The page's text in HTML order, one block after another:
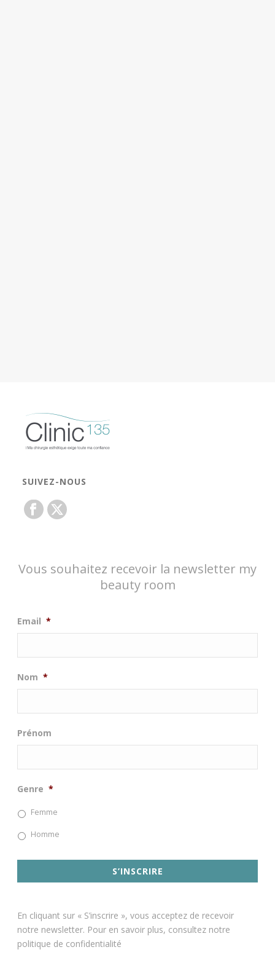
SUIVEZ-NOUS
Vous souhaitez recevoir la newsletter my
beauty room
Email *
Nom *
Prénom
Genre *
Femme
Homme
En cliquant sur « S’inscrire », vous acceptez de recevoir
notre newsletter. Pour en savoir plus, consultez notre
politique de confidentialité